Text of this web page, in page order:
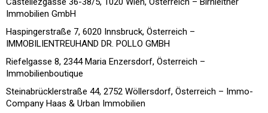
Immobilien GmbH
Haspingerstraße 7, 6020 Innsbruck, Österreich –
IMMOBILIENTREUHAND DR. POLLO GMBH
Riefelgasse 8, 2344 Maria Enzersdorf, Österreich –
Immobilienboutique
Steinabrücklerstraße 44, 2752 Wöllersdorf, Österreich – Immo-
Company Haas & Urban Immobilien